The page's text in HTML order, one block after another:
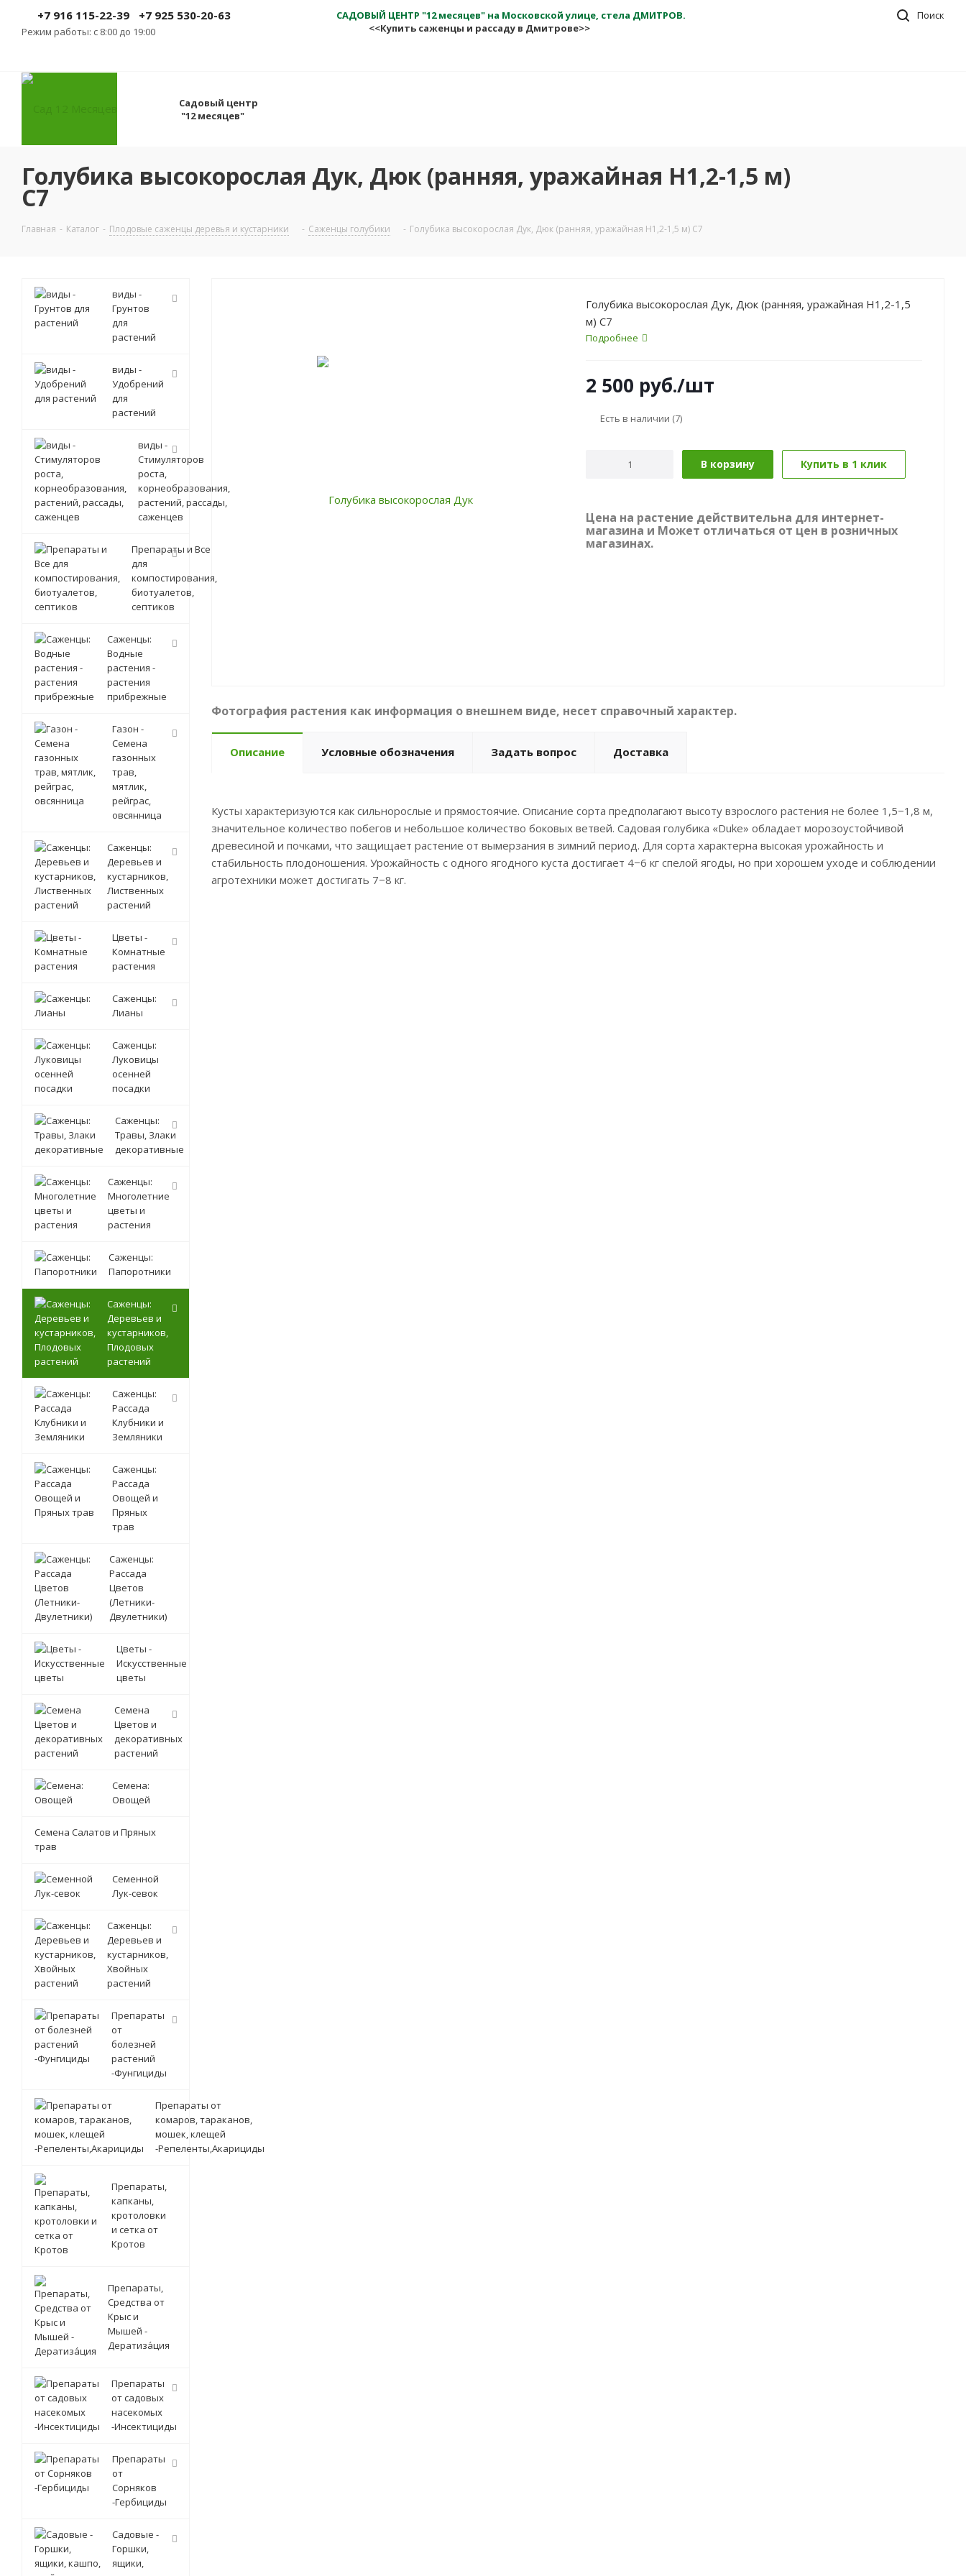
+7 916 115-22-39 +7 925 530-20-63
Режим работы: с 8:00 до 19:00
САДОВЫЙ ЦЕНТР "12 месяцев" на Московской улице, стела ДМИТРОВ.
<<Купить саженцы и рассаду в Дмитрове>>
Поиск
Садовый центр
"12 месяцев"
Голубика высокорослая Дук, Дюк (ранняя, уражайная Н1,2-1,5 м)
С7
Главная - Каталог - Плодовые саженцы деревья и кустарники - Саженцы голубики - Голубика высокорослая Дук, Дюк (ранняя, уражайная Н1,2-1,5 м) С7
Голубика высокорослая Дук, Дюк (ранняя, уражайная Н1,2-1,5
м) С7
Подробнее
2 500 руб./шт
Есть в наличии (7)
В корзину Купить в 1 клик
Цена на растение действительна для интернет-
магазина и Может отличаться от цен в розничных
магазинах.
Фотография растения как информация о внешнем виде, несет справочный характер.
Описание Условные обозначения Задать вопрос Доставка
Кусты характеризуются как сильнорослые и прямостоячие. Описание сорта предполагают высоту взрослого растения не более 1,5−1,8 м,
значительное количество побегов и небольшое количество боковых ветвей. Садовая голубика «Duke» обладает морозоустойчивой
древесиной и почками, что защищает растение от вымерзания в зимний период. Для сорта характерна высокая урожайность и
стабильность плодоношения. Урожайность с одного ягодного куста достигает 4−6 кг спелой ягоды, но при хорошем уходе и соблюдении
агротехники может достигать 7−8 кг.
виды -
Грунтов
для
растений
виды -
Удобрений
для
растений
виды -
Стимуляторов
роста,
корнеобразования,
растений, рассады,
саженцев
Препараты и Все
для
компостирования,
биотуалетов,
септиков
Саженцы:
Водные
растения -
растения
прибрежные
Газон -
Семена
газонных
трав,
мятлик,
рейграс,
овсянница
Саженцы:
Деревьев и
кустарников,
Лиственных
растений
Цветы -
Комнатные
растения
Саженцы:
Лианы
Саженцы:
Луковицы
осенней
посадки
Саженцы:
Травы, Злаки
декоративные
Саженцы:
Многолетние
цветы и
растения
Саженцы:
Папоротники
Саженцы:
Деревьев и
кустарников,
Плодовых
растений
Саженцы:
Рассада
Клубники и
Земляники
Саженцы:
Рассада
Овощей и
Пряных
трав
Саженцы:
Рассада
Цветов
(Летники-
Двулетники)
Цветы -
Искусственные
цветы
Семена
Цветов и
декоративных
растений
Семена:
Овощей
Семена Салатов и Пряных
трав
Семенной
Лук-севок
Саженцы:
Деревьев и
кустарников,
Хвойных
растений
Препараты
от
болезней
растений
-Фунгициды
Препараты от
комаров, тараканов,
мошек, клещей
-Репеленты,Акарициды
Препараты,
капканы,
кротоловки
и сетка от
Кротов
Препараты,
Средства от
Крыс и
Мышей -
Дератиза́ция
Препараты
от садовых
насекомых
-Инсектициды
Препараты
от
Сорняков
-Гербициды
Садовые -
Горшки,
ящики,